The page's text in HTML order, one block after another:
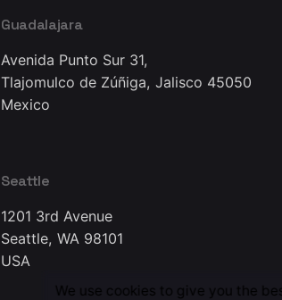
Guadalajara
Avenida Punto Sur 31,
Tlajomulco de Zúñiga, Jalisco 45050
Mexico
Seattle
1201 3rd Avenue
Seattle, WA 98101
USA
We use cookies to give you the